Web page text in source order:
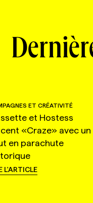
ET CRÉATIVITÉ
et Hostess
«Craze» avec un
en parachute
L'ARTICLE